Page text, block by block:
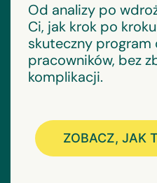
Od analizy po
Ci, jak krok po
skuteczny program
pracowników, bez
komplikacji.
ZOBACZ, JAK